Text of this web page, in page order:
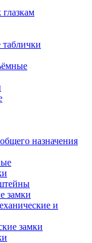
назначения
замки
и
замки